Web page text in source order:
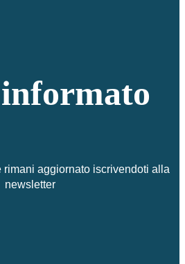
rimani aggiornato iscrivendoti alla
newsletter